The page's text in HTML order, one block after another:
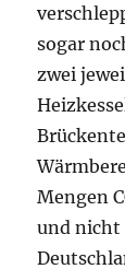
sogar
zwei
Mengen
und nicht